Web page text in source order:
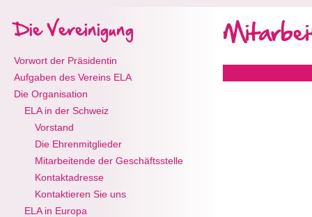
Die Vereinigung
Vorwort der Präsidentin
Aufgaben des Vereins ELA
Die Organisation
ELA in der Schweiz
Vorstand
Die Ehrenmitglieder
Mitarbeitende der Geschäftsstelle
Kontaktadresse
Kontaktieren Sie uns
ELA in Europa